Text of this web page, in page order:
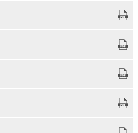
Informationen zur E-
Klimaschutz
Ordnungsamt